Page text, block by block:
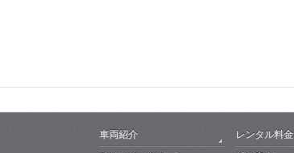
車両紹介
レンタル料金